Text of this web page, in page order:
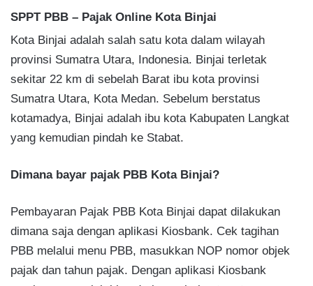
SPPT PBB – Pajak Online Kota Binjai
Kota Binjai adalah salah satu kota dalam wilayah
provinsi Sumatra Utara, Indonesia. Binjai terletak
sekitar 22 km di sebelah Barat ibu kota provinsi
Sumatra Utara, Kota Medan. Sebelum berstatus
kotamadya, Binjai adalah ibu kota Kabupaten Langkat
yang kemudian pindah ke Stabat.
Dimana bayar pajak PBB Kota Binjai?
Pembayaran Pajak PBB Kota Binjai dapat dilakukan
dimana saja dengan aplikasi Kiosbank. Cek tagihan
PBB melalui menu PBB, masukkan NOP nomor objek
pajak dan tahun pajak. Dengan aplikasi Kiosbank